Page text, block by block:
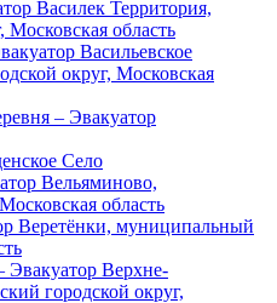
Василек Территория,
область
Васильевское
округ, Московская
– Эвакуатор
Село
Вельяминово,
область
Веретёнки, муниципальный
Верхне-
городской округ,